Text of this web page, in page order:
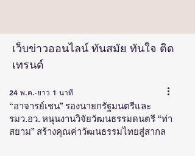
เว็บข่าวออนไลน์ ทันสมัย ทันใจ ติด
เทรนด์
“อาจารย์เชน” รองนายกรัฐมนตรีและ
รมว.อว. หนุนงานวิจัยวัฒนธรรมดนตรี “ท่า
สยาม” สร้างคุณค่าวัฒนธรรมไทยสู่สากล
24 พ.ค. ยาว 1 นาที